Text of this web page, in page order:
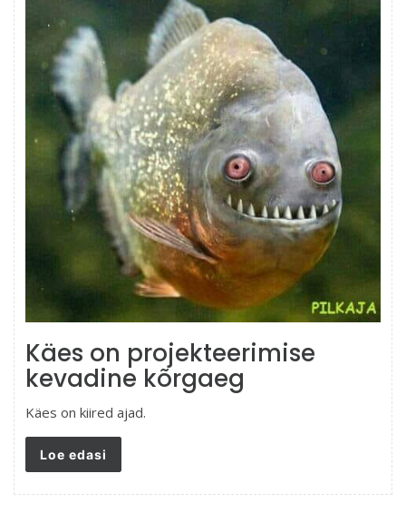
Käes on projekteerimise
kevadine kõrgaeg
Käes on kiired ajad.
Loe edasi